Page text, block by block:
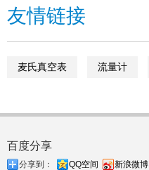
友情链接
麦氏真空表 流量计
百度分享
分享到： QQ空间 新浪微博